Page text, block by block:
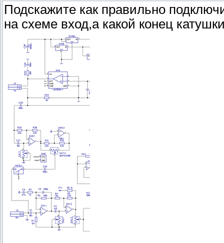
Подскажите как правильно
на схеме вход,а какой конец